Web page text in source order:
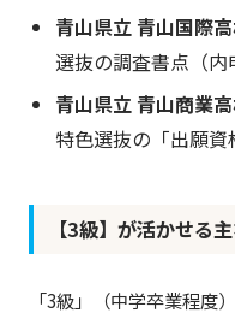
青山県立 青山国際
選抜の調査書点（内
青山県立 青山商業
特色選抜の「出願資
【3級】が活かせる
「3級」（中学卒業程度